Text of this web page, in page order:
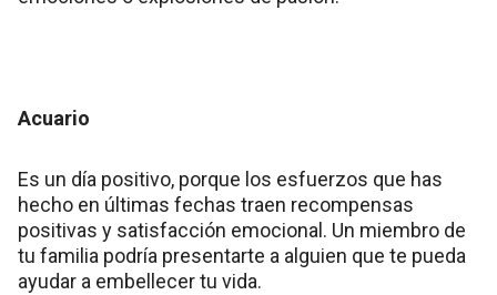
Acuario
Es un día positivo, porque los esfuerzos que has
hecho en últimas fechas traen recompensas
positivas y satisfacción emocional. Un miembro de
tu familia podría presentarte a alguien que te pueda
ayudar a embellecer tu vida.